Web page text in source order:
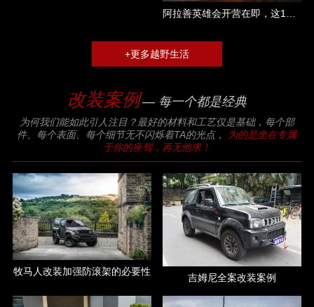
+更多越野生活
改装案例— 每一个都是经典
为何我们能如此引人注目？最好的材料和工艺仅是基础，每个部
件、每个表面、每个细节无不闪烁着TA的光点，
为的是坐在专属
于你的座驾，再无他求！
牧马人改装加强防滚架的必要性
吉姆尼全案改装案例